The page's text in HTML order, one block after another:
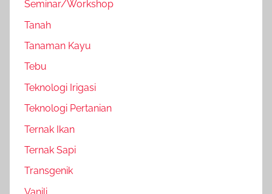
Seminar/Workshop
Tanah
Tanaman Kayu
Tebu
Teknologi Irigasi
Teknologi Pertanian
Ternak Ikan
Ternak Sapi
Transgenik
Vanili